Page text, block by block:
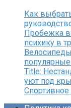
Как
Пробежка
психику в
Title:
уют под
Спортивное